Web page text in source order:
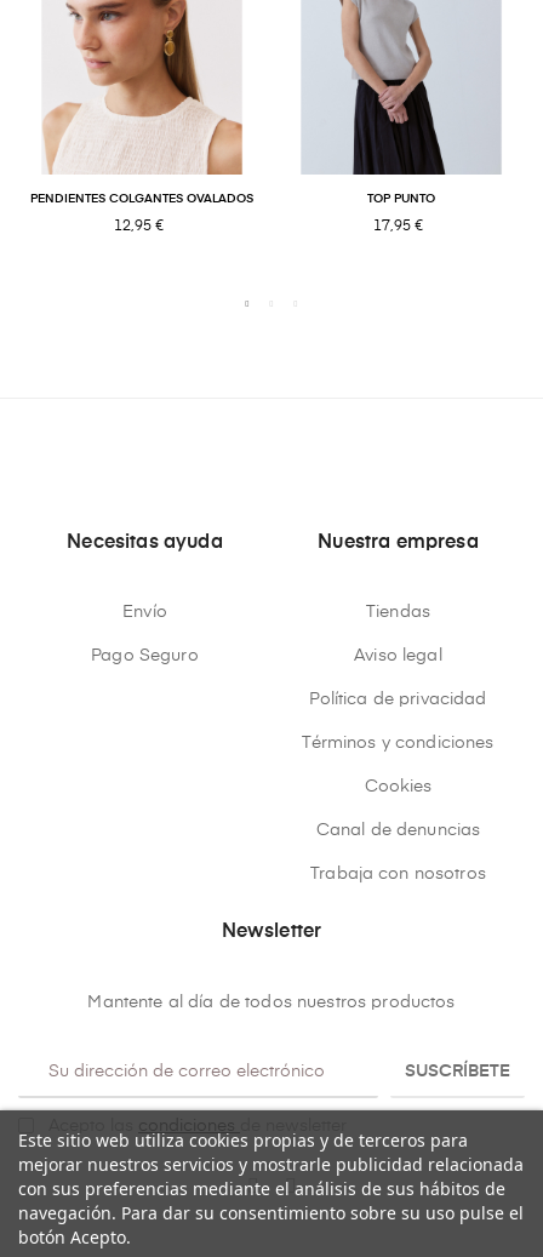
PENDIENTES COLGANTES OVALADOS
12,95 €
TOP PUNTO
17,95 €
Necesitas ayuda
Envío
Pago Seguro
Nuestra empresa
Tiendas
Aviso legal
Política de privacidad
Términos y condiciones
Cookies
Canal de denuncias
Trabaja con nosotros
Newsletter
Mantente al día de todos nuestros productos
SUSCRÍBETE
condiciones
Este sitio web utiliza cookies propias y de terceros para
mejorar nuestros servicios y mostrarle publicidad relacionada
con sus preferencias mediante el análisis de sus hábitos de
navegación. Para dar su consentimiento sobre su uso pulse el
botón Acepto.